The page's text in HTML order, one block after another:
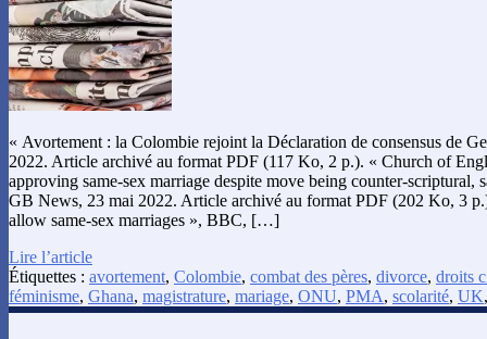
« Avortement : la Colombie rejoint la Déclaration de consensus de
2022. Article archivé au format PDF (117 Ko, 2 p.). « Church of
approving same-sex marriage despite move being counter-scriptural,
GB News, 23 mai 2022. Article archivé au format PDF (202 Ko, 3
allow same-sex marriages », BBC, […]
Lire l’article
Étiquettes : avortement, Colombie, combat des pères, divorce, droits
féminisme, Ghana, magistrature, mariage, ONU, PMA, scolarité, UK